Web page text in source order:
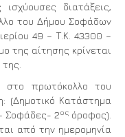
διατάξεις,
του Δήμου Σοφάδων
49 – Τ.Κ. 43300 –
της αίτησης κρίνεται
στο πρωτόκολλο του
(Δημοτικό Κατάστημα
Σοφάδες- 2οςόροφος).
από την ημερομηνία